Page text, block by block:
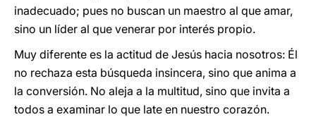
inadecuado; pues no buscan un maestro al que amar,
sino un líder al que venerar por interés propio.
Muy diferente es la actitud de Jesús hacia nosotros: Él
no rechaza esta búsqueda insincera, sino que anima a
la conversión. No aleja a la multitud, sino que invita a
todos a examinar lo que late en nuestro corazón.